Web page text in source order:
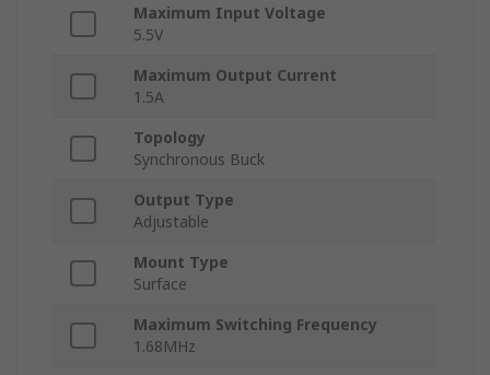
Maximum Input Voltage
5.5V
Maximum Output Current
1.5A
Topology
Synchronous Buck
Output Type
Adjustable
Mount Type
Surface
Maximum Switching Frequency
1.68MHz